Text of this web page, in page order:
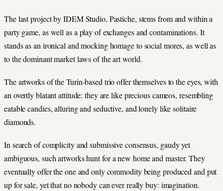
The last project by IDEM Studio, Pastiche, stems from and within a
party game, as well as a play of exchanges and contaminations. It
stands as an ironical and mocking homage to social mores, as well as
to the dominant market laws of the art world.
The artworks of the Turin-based trio offer themselves to the eyes, with
an overtly blatant attitude: they are like precious cameos, resembling
eatable candies, alluring and seductive, and lonely like solitaire
diamonds.
In search of complicity and submissive consensus, gaudy yet
ambiguous, such artworks hunt for a new home and master. They
eventually offer the one and only commodity being produced and put
up for sale, yet that no nobody can ever really buy: imagination.